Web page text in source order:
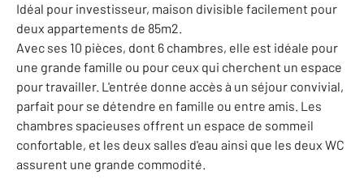
Idéal pour investisseur, maison divisible facilement pour
deux appartements de 85m2.
Avec ses 10 pièces, dont 6 chambres, elle est idéale pour
une grande famille ou pour ceux qui cherchent un espace
pour travailler. L'entrée donne accès à un séjour convivial,
parfait pour se détendre en famille ou entre amis. Les
chambres spacieuses offrent un espace de sommeil
confortable, et les deux salles d'eau ainsi que les deux WC
assurent une grande commodité.